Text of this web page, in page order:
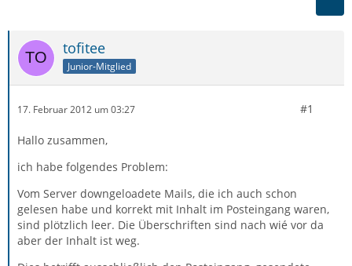
tofitee
Junior-Mitglied
17. Februar 2012 um 03:27 #1
Hallo zusammen,
ich habe folgendes Problem:
Vom Server downgeloadete Mails, die ich auch schon
gelesen habe und korrekt mit Inhalt im Posteingang waren,
sind plötzlich leer. Die Überschriften sind nach wié vor da
aber der Inhalt ist weg.